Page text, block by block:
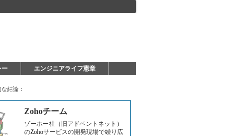
ー エンジニアライフ憲章
結論：
Zohoチーム
ゾーホー社（旧アドベントネット）
のZohoサービスの開発現場で繰り広